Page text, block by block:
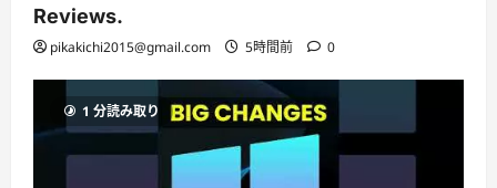
Reviews.
pikakichi2015@gmail.com 5時間前 0
1 分読み取り